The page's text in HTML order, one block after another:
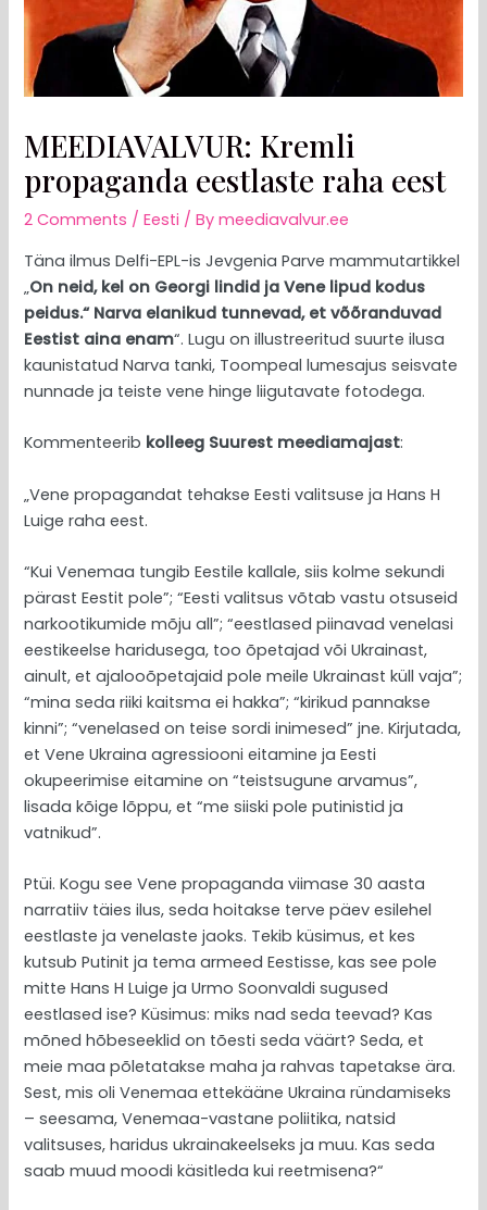
MEEDIAVALVUR: Kremli
propaganda eestlaste raha eest
2 Comments /Eesti / Bymeediavalvur.ee
Täna ilmus Delfi-EPL-is Jevgenia Parve mammutartikkel
„On neid, kel on Georgi lindid ja Vene lipud kodus
peidus.“ Narva elanikud tunnevad, et võõranduvad
Eestist aina enam“. Lugu on illustreeritud suurte ilusa
kaunistatud Narva tanki, Toompeal lumesajus seisvate
nunnade ja teiste vene hinge liigutavate fotodega.
Kommenteerib kolleeg Suurest meediamajast:
„Vene propagandat tehakse Eesti valitsuse ja Hans H
Luige raha eest.
“Kui Venemaa tungib Eestile kallale, siis kolme sekundi
pärast Eestit pole”; “Eesti valitsus võtab vastu otsuseid
narkootikumide mõju all”; “eestlased piinavad venelasi
eestikeelse haridusega, too õpetajad või Ukrainast,
ainult, et ajalooõpetajaid pole meile Ukrainast küll vaja”;
“mina seda riiki kaitsma ei hakka”; “kirikud pannakse
kinni”; “venelased on teise sordi inimesed” jne. Kirjutada,
et Vene Ukraina agressiooni eitamine ja Eesti
okupeerimise eitamine on “teistsugune arvamus”,
lisada kõige lõppu, et “me siiski pole putinistid ja
vatnikud”.
Ptüi. Kogu see Vene propaganda viimase 30 aasta
narratiiv täies ilus, seda hoitakse terve päev esilehel
eestlaste ja venelaste jaoks. Tekib küsimus, et kes
kutsub Putinit ja tema armeed Eestisse, kas see pole
mitte Hans H Luige ja Urmo Soonvaldi sugused
eestlased ise? Küsimus: miks nad seda teevad? Kas
mõned hõbeseeklid on tõesti seda väärt? Seda, et
meie maa põletatakse maha ja rahvas tapetakse ära.
Sest, mis oli Venemaa ettekääne Ukraina ründamiseks
– seesama, Venemaa-vastane poliitika, natsid
valitsuses, haridus ukrainakeelseks ja muu. Kas seda
saab muud moodi käsitleda kui reetmisena?“